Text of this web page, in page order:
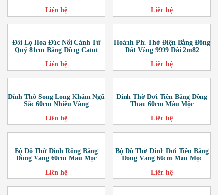
Liên hệ
Liên hệ
Đôi Lọ Hoa Đúc Nổi Cảnh Tứ
Quý 81cm Bằng Đồng Catut
Liên hệ
Hoành Phi Thờ Điện Bằng Đồng
Dát Vàng 9999 Dài 2m82
Liên hệ
Đỉnh Thờ Song Long Khảm Ngũ
Sắc 60cm Nhiều Vàng
Liên hệ
Đỉnh Thờ Dơi Tiền Bằng Đồng
Thau 60cm Màu Mộc
Liên hệ
Bộ Đồ Thờ Đỉnh Rồng Bằng
Đồng Vàng 60cm Màu Mộc
Liên hệ
Bộ Đồ Thờ Đỉnh Dơi Tiền Bằng
Đồng Vàng 60cm Màu Mộc
Liên hệ